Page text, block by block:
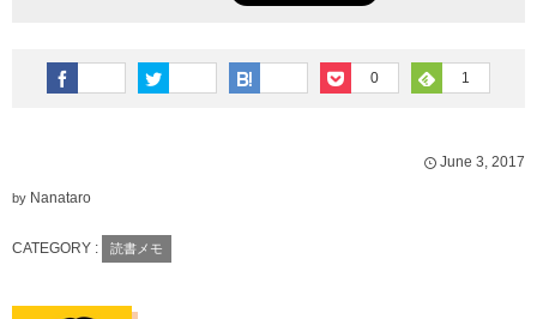
0 1
June 3, 2017
by Nanataro
CATEGORY : 読書メモ